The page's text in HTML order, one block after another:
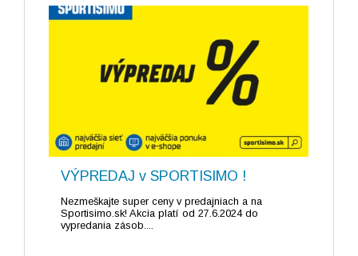
VÝPREDAJ v SPORTISIMO !
Nezmeškajte super ceny v predajniach a na
Sportisimo.sk! Akcia platí od 27.6.2024 do
vypredania zásob....